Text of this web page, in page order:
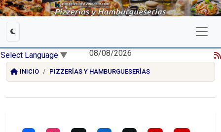
Select Language ▼ 08/08/2026
INICIO PIZZERÍAS Y HAMBURGUESERÍAS